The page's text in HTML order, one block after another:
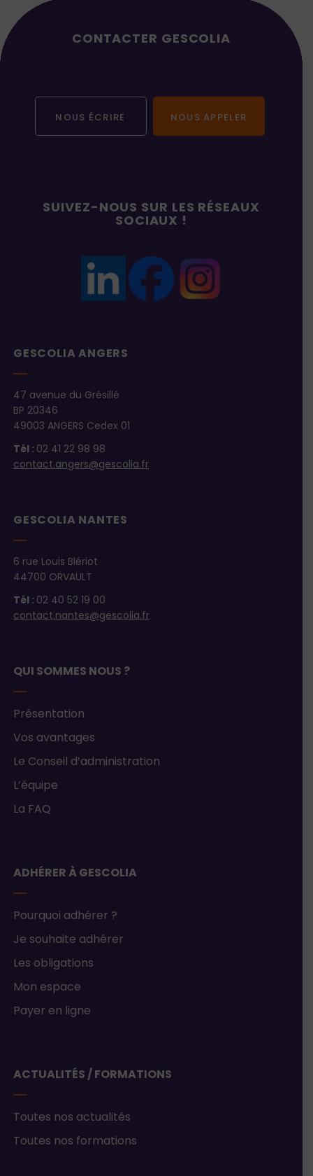
CONTACTER GESCOLIA
NOUS ÉCRIRE NOUS APPELER
SUIVEZ-NOUS SUR LES RÉSEAUX
SOCIAUX !
GESCOLIA ANGERS
47 avenue du Grésillé
BP 20346
49003 ANGERS Cedex 01
Tél : 02 41 22 98 98
contact.angers@gescolia.fr
GESCOLIA NANTES
6 rue Louis Blériot
44700 ORVAULT
Tél : 02 40 52 19 00
contact.nantes@gescolia.fr
QUI SOMMES NOUS ?
Présentation
Vos avantages
Le Conseil d’administration
L’équipe
La FAQ
ADHÉRER À GESCOLIA
Pourquoi adhérer ?
Je souhaite adhérer
Les obligations
Mon espace
Payer en ligne
ACTUALITÉS / FORMATIONS
Toutes nos actualités
Toutes nos formations